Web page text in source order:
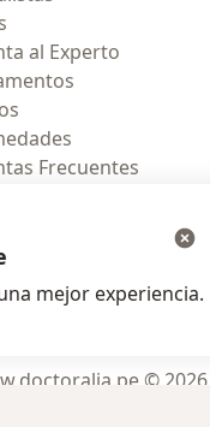
al Experto
Frecuentes
se abre en una nueva
se abre en unase
©
mejor experiencia.